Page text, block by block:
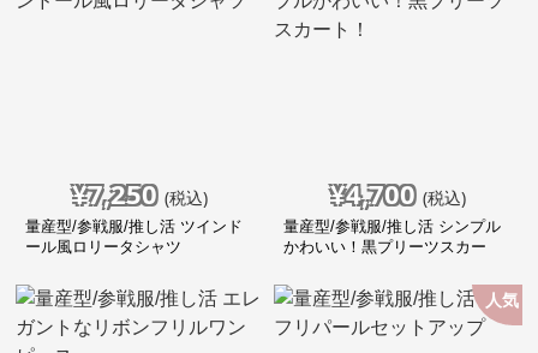
¥7,250 (税込)
量産型/参戦服/推し活 ツインド
ール風ロリータシャツ
¥4,700 (税込)
量産型/参戦服/推し活 シンプル
かわいい！黒プリーツスカー
人気